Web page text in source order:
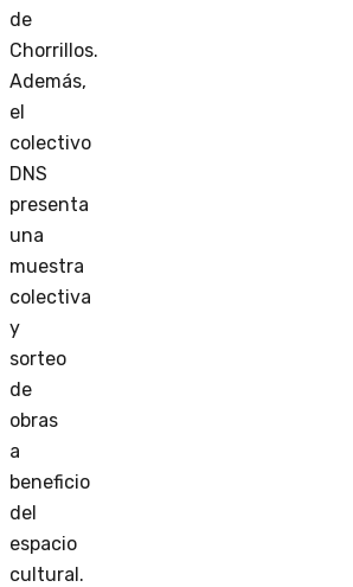
de
Chorrillos.
Además,
el
colectivo
DNS
presenta
una
muestra
colectiva
y
sorteo
de
obras
a
beneficio
del
espacio
cultural.